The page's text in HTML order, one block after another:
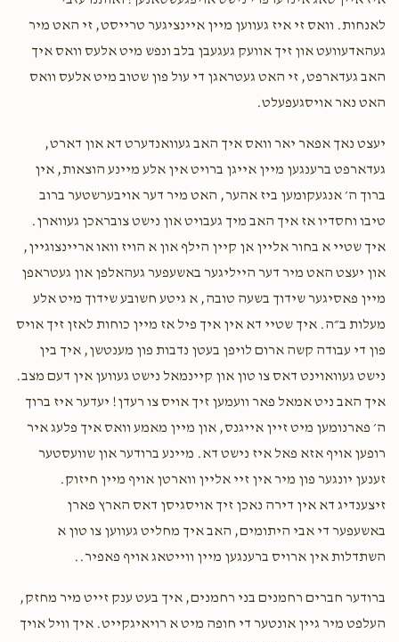
1 year ago $18.00
לאנחות. וואס זי איז געווען מיין איינציגער טרייסט, זי האט מיר
געהאדעוועט און זיך אוועק געגעבן בלב ונפש מיט אלעס וואס איך
האב געדארפט, זי האט געטראגן די עול פון שטוב מיט אלעס וואס
האט נאר אויסגעפעלט.
יעצט נאך אפאר יאר וואס איך האב געוואנדערט דא און דארט,
געדארפט ברענגען מיין אייגן ברויט אין אלע מיינע הוצאות, אין
ברוך ה׳ אנגעקומען ביז אהער, האט מיר דער אויבערשטער ברוב
טיבו וחסדיו אז איך האב מיך געבויט און נישט צובראכן געווארן.
איך שטיי א בחור אליין אן קיין הילף און א הויז וואו אריינצוגיין,
און יעצט האט מיר דער הייליגער באשעפער געהאלפן און געטראפן
מיין פאסיגער שידוך בשעה טובה, א גיטע חשובע שידוך מיט אלע
מעלות ב״ה. איך שטיי דא אין איך פיל אז מיין כוחות לאזן זיך אויס
פון די עבודה קשה ארום לויפן בעטן נדבות פון מענטשן, איך בין
נישט געוואוינט דאס צו טון און קיינמאל נישט געווען אין דעם מצב.
איך האב ניט אמאל פאר וועמען זיך אויס צו רעדן! יעדער איז ברוך
ה׳ פארנומען מיט זיין אייגנס, און מיין מאמע וואס איך פלעג איר
רופען אויף אזא פאל איז נישט דא. מיינע ברודער און שוועסטער
זענען יונגער פון מיר אין זיי אליין ווארטן אויף מיין חיזוק.
זיצענדיג דא אין דירה נאכן זיך אויסגיסן דאס הארץ פארן
באשעפער די אבי היתומים, האב איך מחליט געווען צו טון א
השתדלות אין ארויס ברענגען מיין ווייטאג אויף פאפיר..
ברודער חברים רחמנים בני רחמנים, איך בעט ענק זייט מיר מחזק,
העלפט מיר גיין אונטער די חופה מיט א רויאיגקייט. איך וויל אויך